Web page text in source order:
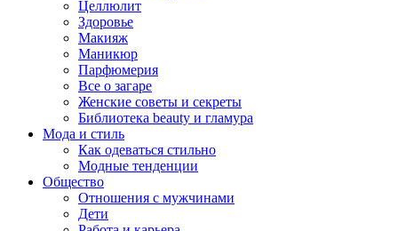
Целлюлит
Здоровье
Макияж
Маникюр
Парфюмерия
Все о загаре
Женские советы и секреты
Библиотека beauty и гламура
Мода и стиль
Как одеваться стильно
Модные тенденции
Общество
Отношения с мужчинами
Дети